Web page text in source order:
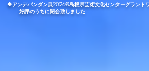
🔶アンデパンダン展2026@島根県芸術文化センターグラント
好評のうちに閉会致しました